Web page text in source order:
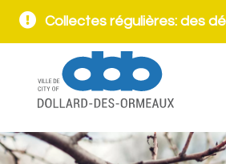
Collectes régulières: des